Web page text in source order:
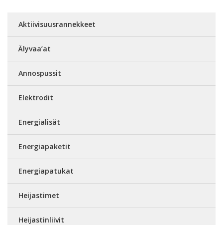
Aktiivisuusrannekkeet
Älyvaa’at
Annospussit
Elektrodit
Energialisät
Energiapaketit
Energiapatukat
Heijastimet
Heijastinliivit